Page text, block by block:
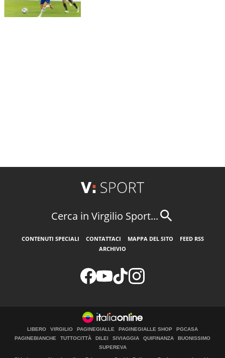
Cerca in Virgilio Sport...
CONTENUTI SPECIALI CONTATTACI MAPPA DEL SITO
FEED RSS
ARCHIVIO
LIBERO VIRGILIO PAGINEGIALLE PAGINEGIALLE SHOP
PGCASA
PAGINEBIANCHE
TUTTOCITTÀ DILEI SIVIAGGIA QUIFINANZA
BUONISSIMO
SUPEREVA